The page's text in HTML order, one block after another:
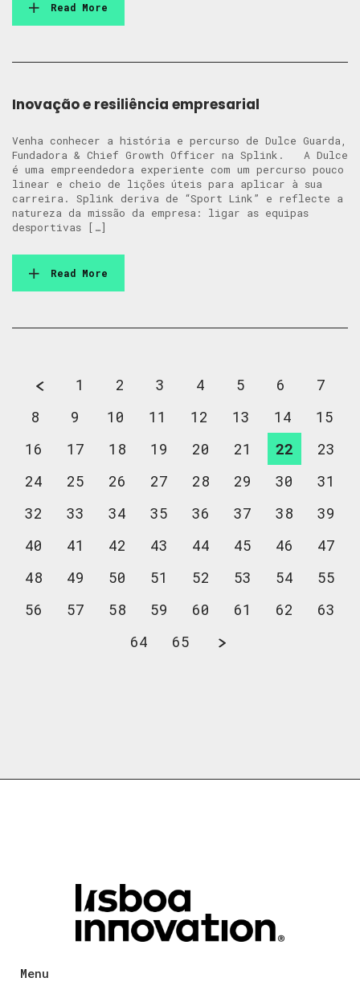
Read More
Inovação e resiliência empresarial
Venha conhecer a história e percurso de Dulce Guarda,
Fundadora & Chief Growth Officer na Splink. A Dulce
é uma empreendedora experiente com um percurso pouco
linear e cheio de lições úteis para aplicar à sua
carreira. Splink deriva de “Sport Link” e reflecte a
natureza da missão da empresa: ligar as equipas
desportivas […]
Read More
1 2 3 4 5 6
7
8
9 10 11 12 13 14
15
16
17 18 19 20 21 22
23
24
25 26 27 28 29 30
31
32
33 34 35 36 37 38
39
40
41 42 43 44 45 46
47
48
49 50 51 52 53 54
55
56
57 58 59 60 61 62
63
64
65
Menu